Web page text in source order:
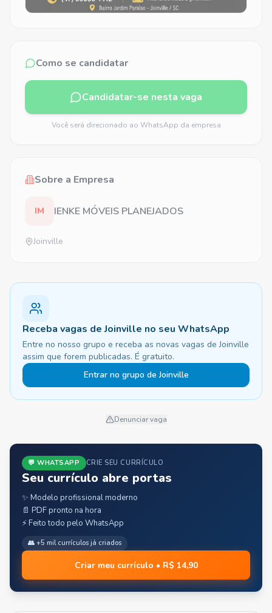
Como se candidatar
Candidatar-se nesta vaga
Você será direcionado ao WhatsApp da empresa
Sobre a Empresa
IM IENKE MÓVEIS PLANEJADOS
Joinville
Receba vagas de Joinville no seu WhatsApp
Entre no nosso grupo e receba as novas vagas de Joinville
assim que forem publicadas. É gratuito.
Entrar no grupo de Joinville
Denunciar vaga
💬 WHATSAPP CRIE SEU CURRÍCULO
Seu currículo abre portas
✨ Modelo profissional moderno
📄 PDF pronto na hora
⚡ Feito todo pelo WhatsApp
👥 +5 mil currículos já criados
Criar meu currículo • R$ 14,90